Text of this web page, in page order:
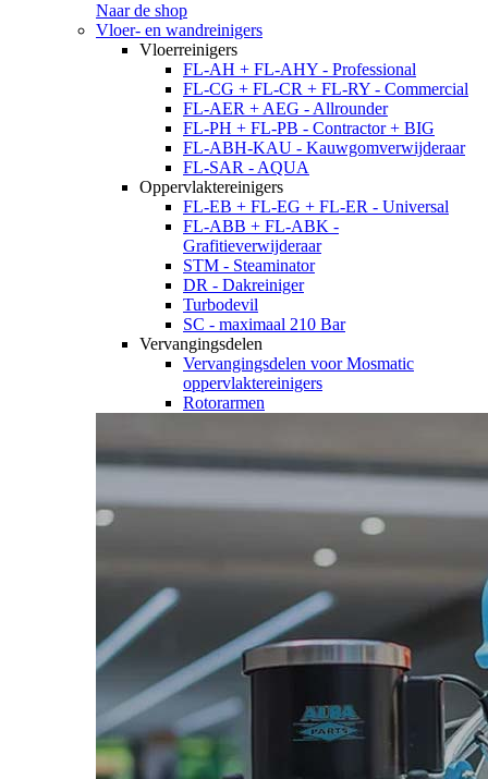
Naar de shop
Vloer- en wandreinigers
Vloerreinigers
FL-AH + FL-AHY - Professional
FL-CG + FL-CR + FL-RY - Commercial
FL-AER + AEG - Allrounder
FL-PH + FL-PB - Contractor + BIG
FL-ABH-KAU - Kauwgomverwijderaar
FL-SAR - AQUA
Oppervlaktereinigers
FL-EB + FL-EG + FL-ER - Universal
FL-ABB + FL-ABK -
Grafitieverwijderaar
STM - Steaminator
DR - Dakreiniger
Turbodevil
SC - maximaal 210 Bar
Vervangingsdelen
Vervangingsdelen voor Mosmatic
oppervlaktereinigers
Rotorarmen